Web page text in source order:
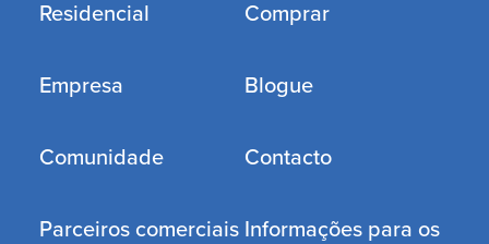
Residencial
Empresa
Comunidade
Parceiros comerciais
Comprar
Blogue
Contacto
Informações para os